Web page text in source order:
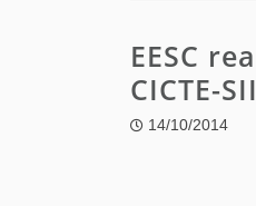
EESC
CICTE-
14/10/2014